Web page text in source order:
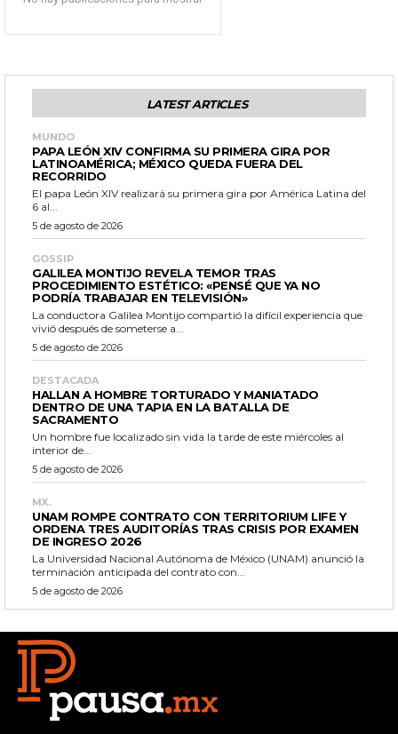
LATEST ARTICLES
MUNDO
PAPA LEÓN XIV CONFIRMA SU PRIMERA GIRA POR
LATINOAMÉRICA; MÉXICO QUEDA FUERA DEL
RECORRIDO
El papa León XIV realizará su primera gira por América Latina del
6 al...
5 de agosto de 2026
GOSSIP
GALILEA MONTIJO REVELA TEMOR TRAS
PROCEDIMIENTO ESTÉTICO: «PENSÉ QUE YA NO
PODRÍA TRABAJAR EN TELEVISIÓN»
La conductora Galilea Montijo compartió la difícil experiencia que
vivió después de someterse a...
5 de agosto de 2026
DESTACADA
HALLAN A HOMBRE TORTURADO Y MANIATADO
DENTRO DE UNA TAPIA EN LA BATALLA DE
SACRAMENTO
Un hombre fue localizado sin vida la tarde de este miércoles al
interior de...
5 de agosto de 2026
MX.
UNAM ROMPE CONTRATO CON TERRITORIUM LIFE Y
ORDENA TRES AUDITORÍAS TRAS CRISIS POR EXAMEN
DE INGRESO 2026
La Universidad Nacional Autónoma de México (UNAM) anunció la
terminación anticipada del contrato con...
5 de agosto de 2026